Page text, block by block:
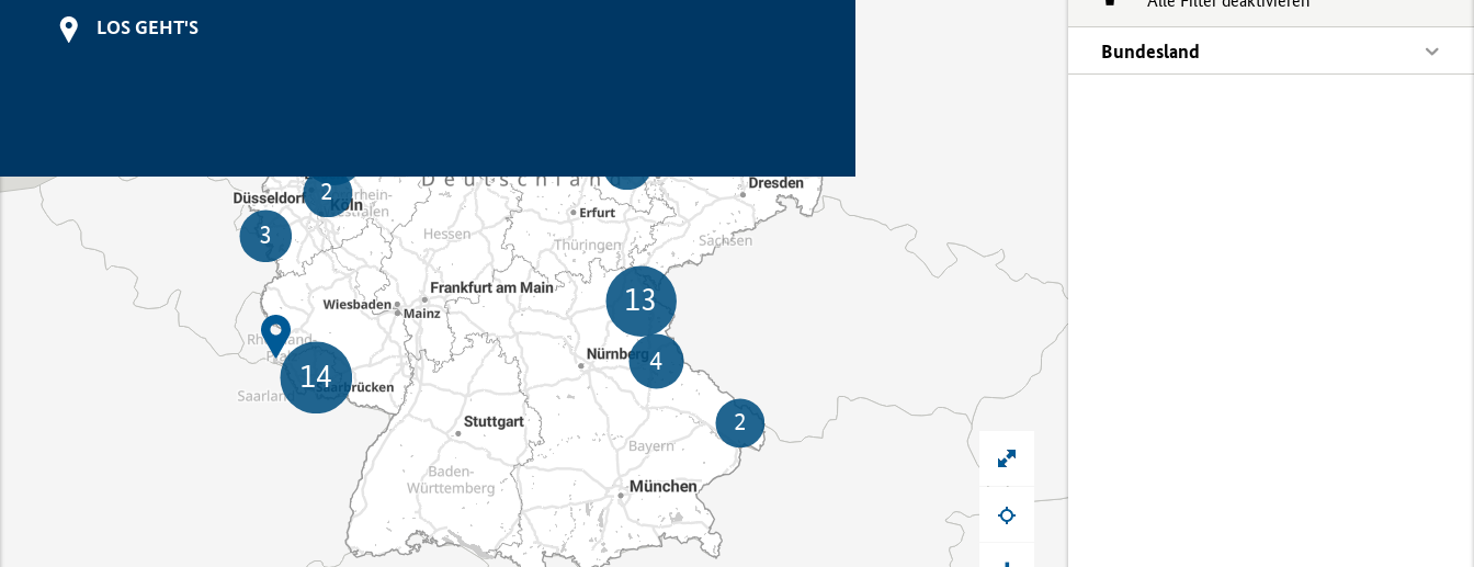
Bundesland
LOS GEHT'S